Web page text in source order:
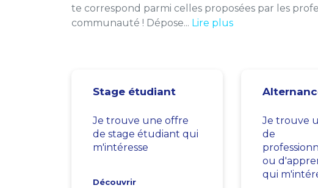
te correspond parmi celles proposées par les
communauté ! Dépose... Lire plus
Stage étudiant
Je trouve une offre
de stage étudiant qui
m'intéresse
Découvrir
Je trouve
de
ou
qui